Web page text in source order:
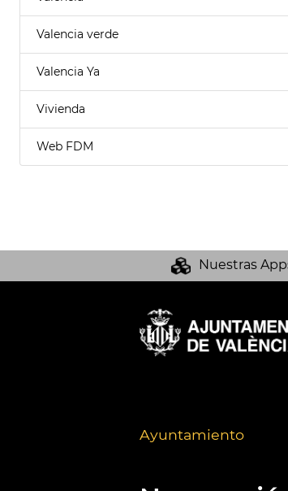
Valencia verde
Valencia Ya
Vivienda
Web FDM
Nuestras
Ayuntamiento